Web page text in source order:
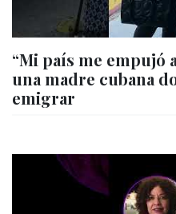
“Mi país me empujó
una madre cubana
emigrar